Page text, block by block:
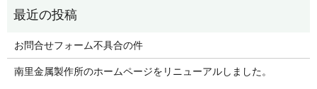
お問合せフォーム不具合の件
南里金属製作所のホームページをリニューアルしました。